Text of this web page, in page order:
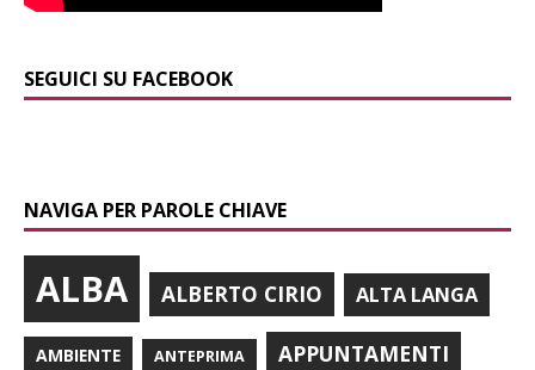
SEGUICI SU FACEBOOK
NAVIGA PER PAROLE CHIAVE
ALBA ALBERTO CIRIO ALTA LANGA
AMBIENTE ANTEPRIMA APPUNTAMENTI